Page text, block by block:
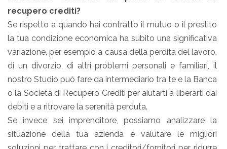
recupero crediti?
Se rispetto a quando hai contratto il mutuo o il prestito
la tua condizione economica ha subito una significativa
variazione, per esempio a causa della perdita del lavoro,
di un divorzio, di altri problemi personali e familiari, il
nostro Studio può fare da intermediario tra te e la Banca
o la Società di Recupero Crediti per aiutarti a liberarti dai
debiti e a ritrovare la serenità perduta.
Se invece sei imprenditore, possiamo analizzare la
situazione della tua azienda e valutare le migliori